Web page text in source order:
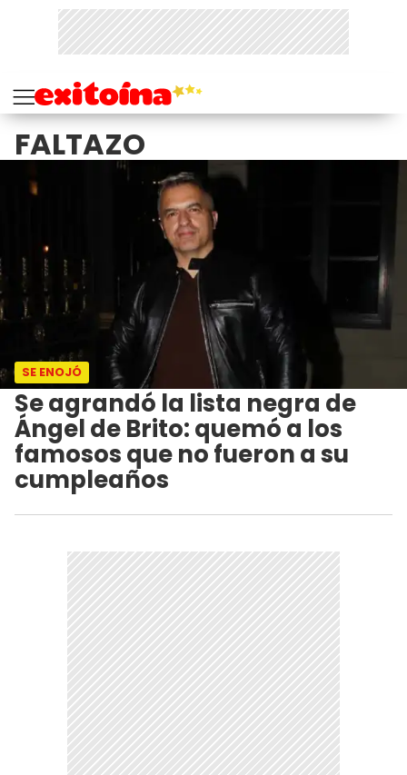
FALTAZO
SE ENOJÓ
Se agrandó la lista negra de
Ángel de Brito: quemó a los
famosos que no fueron a su
cumpleaños